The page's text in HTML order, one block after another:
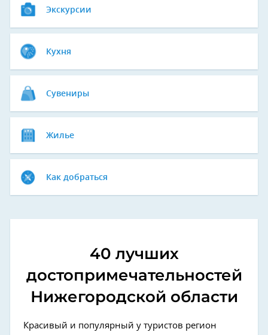
Экскурсии
Кухня
Сувениры
Жилье
Как добраться
40 лучших
достопримечательностей
Нижегородской области
Красивый и популярный у туристов регион